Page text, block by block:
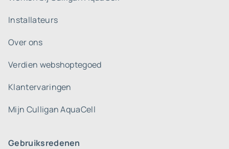
Installateurs
Over ons
Verdien webshoptegoed
Klantervaringen
Mijn Culligan AquaCell
Gebruiksredenen